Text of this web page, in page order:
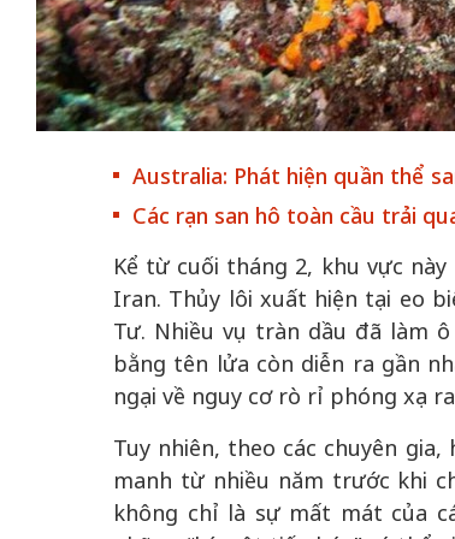
Australia: Phát hiện quần thể
Các rạn san hô toàn cầu trải
Kể từ cuối tháng 2, khu vực
Iran. Thủy lôi xuất hiện tại eo
Tư. Nhiều vụ tràn dầu đã làm
bằng tên lửa còn diễn ra gần
ngại về nguy cơ rò rỉ phóng xạ
Tuy nhiên, theo các chuyên
manh từ nhiều năm trước khi
không chỉ là sự mất mát của
50 năm Việt Nam gia
nhập UNESCO - Khơi
nguồn nội lực, định hình
vị thế kiến tạo | Kỳ 2:
Chuyển hóa hợp tác
thành động lực phát
triển
nhập
nguồn
định
tạo |
trong
nghị